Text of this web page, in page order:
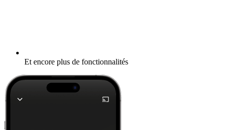
Et encore plus de fonctionnalités